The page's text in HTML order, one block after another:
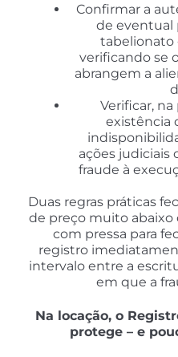
Confirmar a
de eventual
tabelionato
verificando se
abrangem a
Verificar,
existência
ações judiciais
fraude à
Duas regras práticas
de preço muito
com pressa para
registro
intervalo entre a
em que a
Na locação, o
protege – e